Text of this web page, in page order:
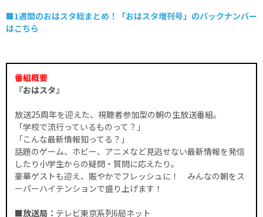
■1週間のおはスタ総まとめ！「おはスタ増刊号」のバックナンバー
はこちら
番組概要
『おはスタ』
放送25周年を迎えた、視聴者参加型の朝の生放送番組。
「学校で流行っているものって？」
「こんな最新情報知ってる？」
話題のゲーム、ホビー、アニメなど見逃せない最新情報を発信
したり小学生からの疑問・質問に応えたり。
豪華ゲストも迎え、賑やかでフレッシュに！ みんなの朝をス
ーパーハイテンションで盛り上げます！
■放送局： テレビ東京系列6局ネット